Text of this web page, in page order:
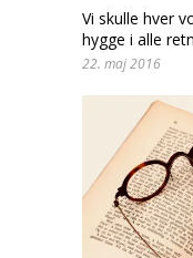
Vi skulle hver
hygge i alle
22. maj 2016